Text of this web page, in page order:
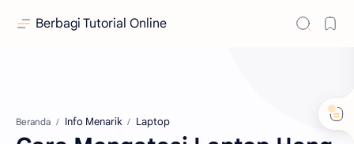
Berbagi Tutorial Online
Beranda Info Menarik Laptop